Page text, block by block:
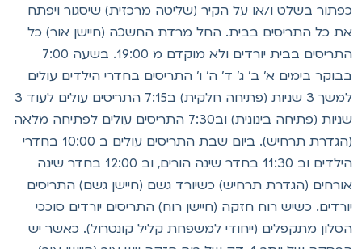
בשלט ו/או על הקיר (שליטה מרכזית) שיסגור ויפתח
כל התריסים בבית. החל מרדת החשכה (חיישן אור) כל
התריסים בבית יורדים ולא מוקדם מ 19:00. בשעה 7:00
בימים א' ב' ג' ד' ה' ו' התריסים בחדרי הילדים עולים
למשך 3 שניות (פתיחה חלקית) ב7:15 התריסים עולים לעוד 3
שניות (פתיחה בינונית) וב7:30 התריסים עולים לפתיחה מלאה
(הגדרת תרחיש). ביום שבת התריסים עולים ב 10:00 בחדרי
הילדים וב 11:30 בחדר שינה הורים, וב 12:00 בחדר שינה
(הגדרת תרחיש) כשיורד גשם (חיישן גשם) התריסים
כשיש רוח חזקה (חיישן רוח) התריסים יורדים סוככי
מתקפלים (ייחודי למשפחת קליל קונטרול). כאשר יש